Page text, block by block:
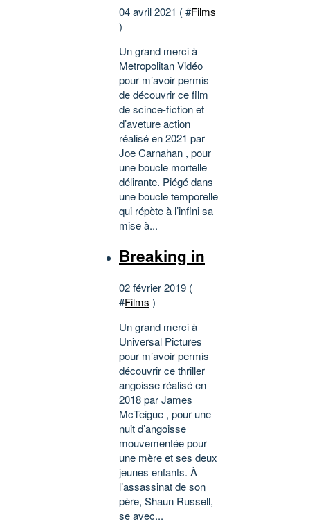
04 avril 2021 ( #Films
)
Un grand merci à
Metropolitan Vidéo
pour m’avoir permis
de découvrir ce film
de scince-fiction et
d’aveture action
réalisé en 2021 par
Joe Carnahan , pour
une boucle mortelle
délirante. Piégé dans
une boucle temporelle
qui répète à l’infini sa
mise à...
Breaking in
02 février 2019 (
#Films )
Un grand merci à
Universal Pictures
pour m’avoir permis
découvrir ce thriller
angoisse réalisé en
2018 par James
McTeigue , pour une
nuit d’angoisse
mouvementée pour
une mère et ses deux
jeunes enfants. À
l’assassinat de son
père, Shaun Russell,
se avec...